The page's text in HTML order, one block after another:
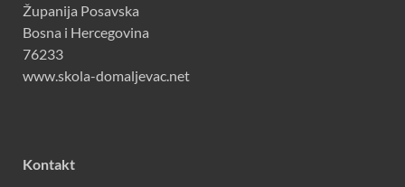
Županija Posavska
Bosna i Hercegovina
76233
www.skola-domaljevac.net
Kontakt